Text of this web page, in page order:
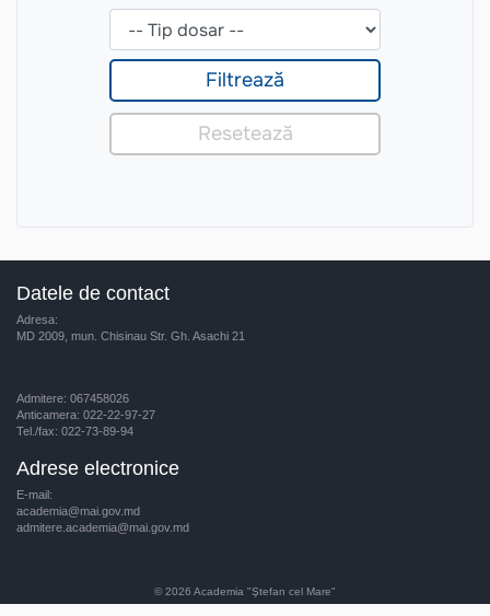
Datele de contact
Adresa:
MD 2009, mun. Chisinau Str. Gh. Asachi 21
Admitere: 067458026
Anticamera: 022-22-97-27
Tel./fax: 022-73-89-94
Adrese electronice
E-mail:
academia@mai.gov.md
admitere.academia@mai.gov.md
© 2026 Academia "Ştefan cel Mare"